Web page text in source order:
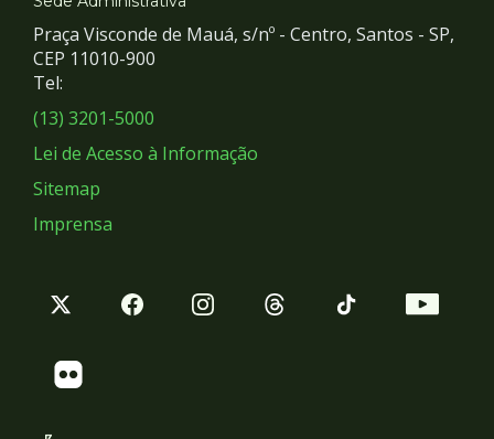
e
Redes
Sociais
Praça Visconde de Mauá, s/nº - Centro, Santos - SP,
CEP 11010-900
Tel:
(13) 3201-5000
Lei de Acesso à Informação
Sitemap
Imprensa